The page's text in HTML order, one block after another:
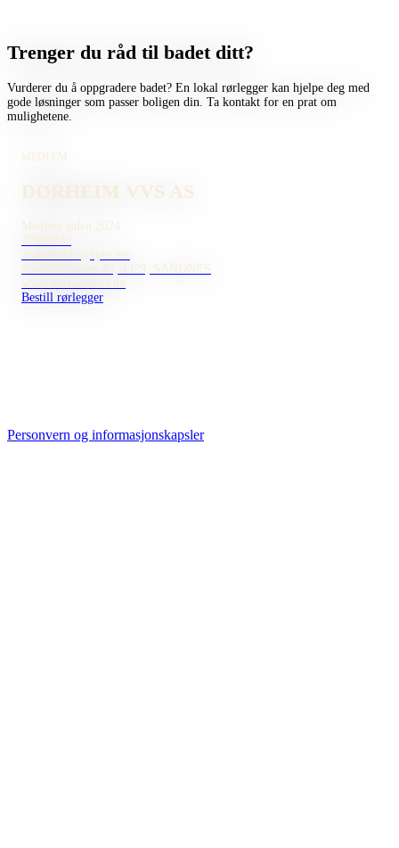
Trenger du råd til badet ditt?
Vurderer du å oppgradere badet? En lokal rørlegger kan hjelpe deg med
gode løsninger som passer boligen din. Ta kontakt for en prat om
mulighetene.
MEDLEM
DØRHEIM VVS AS
Medlem siden 2024
47908832
dorheimvvs@lyse.net
Sandvikbakken 40, 4329, SANDNES
www.dorheimvvs.no
Bestill rørlegger
Personvern og informasjonskapsler